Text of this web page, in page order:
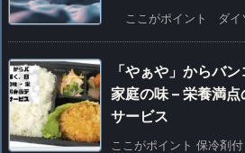
ここがポイント ダイ
「やぁや」からバ
家庭の味 – 栄養満
サービス
ここがポイント 保冷剤